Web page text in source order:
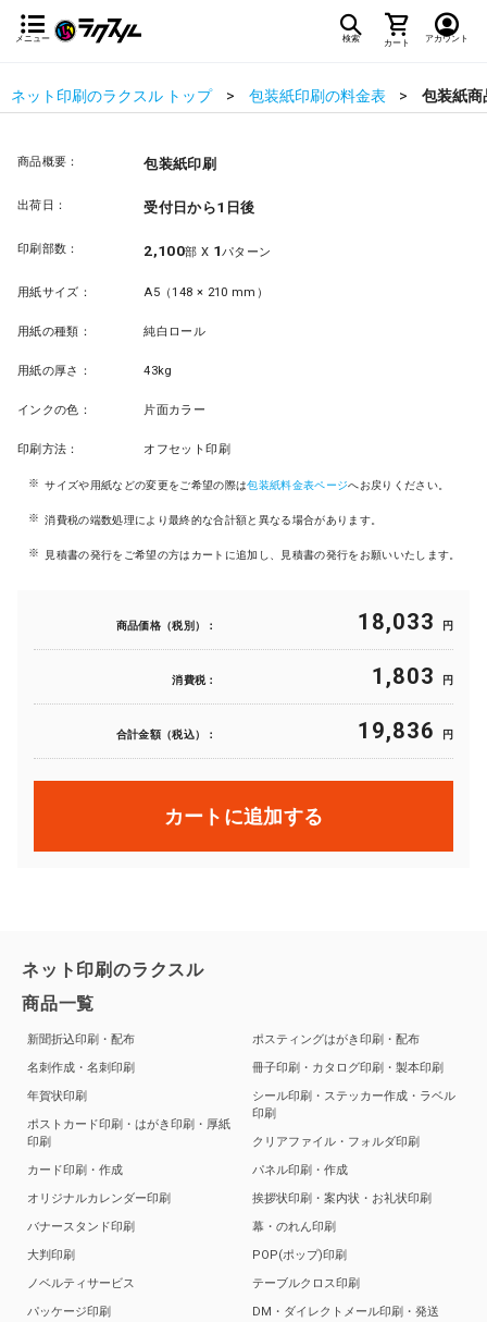
メニュー 検索 カート アカウント
ネット印刷のラクスル トップ 包装紙印刷の料金表 包装紙商
商品概要： 包装紙印刷
出荷日： 受付日から1日後
印刷部数： 2,100部 X 1パターン
用紙サイズ： A5（148 × 210 mm）
用紙の種類： 純白ロール
用紙の厚さ： 43kg
インクの色： 片面カラー
印刷方法： オフセット印刷
サイズや用紙などの変更をご希望の際は包装紙料金表ページへお戻りください。
消費税の端数処理により最終的な合計額と異なる場合があります。
見積書の発行をご希望の方はカートに追加し、見積書の発行をお願いいたします。
商品価格（税別）： 18,033 円
消費税： 1,803 円
合計金額（税込）： 19,836 円
カートに追加する
ネット印刷のラクスル
商品一覧
新聞折込印刷・配布
名刺作成・名刺印刷
年賀状印刷
ポストカード印刷・はがき印刷・厚紙
印刷
カード印刷・作成
オリジナルカレンダー印刷
バナースタンド印刷
大判印刷
ノベルティサービス
パッケージ印刷
ポスティングはがき印刷・配布
冊子印刷・カタログ印刷・製本印刷
シール印刷・ステッカー作成・ラベル
印刷
クリアファイル・フォルダ印刷
パネル印刷・作成
挨拶状印刷・案内状・お礼状印刷
幕・のれん印刷
POP(ポップ)印刷
テーブルクロス印刷
DM・ダイレクトメール印刷・発送